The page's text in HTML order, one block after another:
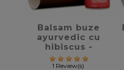
Balsam buze
ayurvedic cu
hibiscus -
Soultree
1 Review(s)